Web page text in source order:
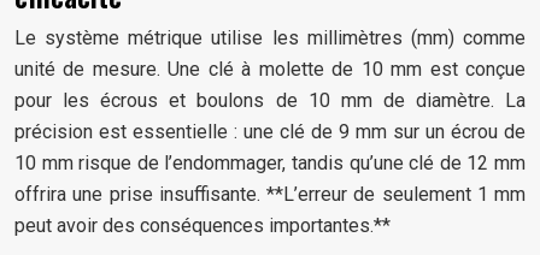
Le système métrique utilise les millimètres (mm) comme
unité de mesure. Une clé à molette de 10 mm est conçue
pour les écrous et boulons de 10 mm de diamètre. La
précision est essentielle : une clé de 9 mm sur un écrou de
10 mm risque de l’endommager, tandis qu’une clé de 12 mm
offrira une prise insuffisante. **L’erreur de seulement 1 mm
peut avoir des conséquences importantes.**